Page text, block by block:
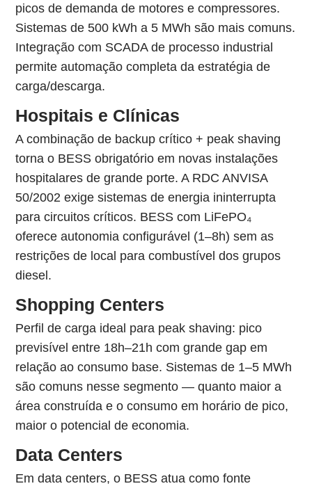
picos de demanda de motores e compressores.
Sistemas de 500 kWh a 5 MWh são mais comuns.
Integração com SCADA de processo industrial
permite automação completa da estratégia de
carga/descarga.
Hospitais e Clínicas
A combinação de backup crítico + peak shaving
torna o BESS obrigatório em novas instalações
hospitalares de grande porte. A RDC ANVISA
50/2002 exige sistemas de energia ininterrupta
para circuitos críticos. BESS com LiFePO₄
oferece autonomia configurável (1–8h) sem as
restrições de local para combustível dos grupos
diesel.
Shopping Centers
Perfil de carga ideal para peak shaving: pico
previsível entre 18h–21h com grande gap em
relação ao consumo base. Sistemas de 1–5 MWh
são comuns nesse segmento — quanto maior a
área construída e o consumo em horário de pico,
maior o potencial de economia.
Data Centers
Em data centers, o BESS atua como fonte